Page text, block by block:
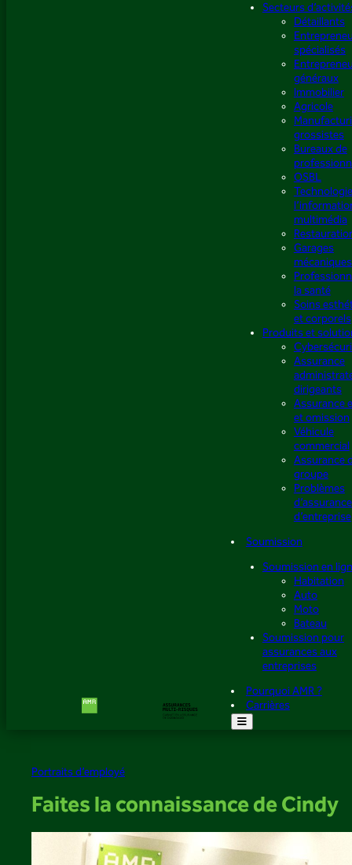
Secteurs
Détaillants
spécialisés
généraux
Immobilier
Agricole
grossistes
Bureaux de
OSBL
multimédia
Garages
mécaniques
la santé
Soins
et corporels
Produits et
Assurance
dirigeants
Assurance
et omission
Véhicule
commercial
Assurance
groupe
Problèmes
d’entreprise
Soumission
Soumission en
Habitation
Auto
Moto
Bateau
Soumission pour
assurances aux
entreprises
Pourquoi AMR ?
Carrières
Portraits d’employé
Faites la connaissance de Cindy